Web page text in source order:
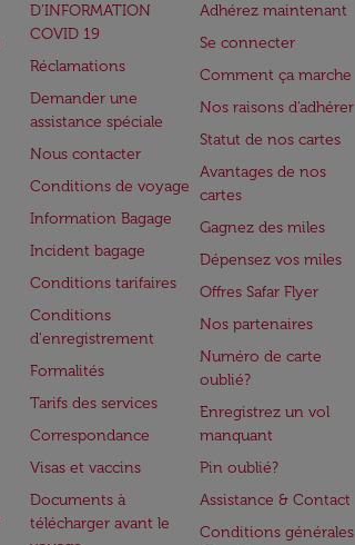
D’INFORMATION
COVID 19
Réclamations
Demander une
assistance spéciale
Nous contacter
Conditions de voyage
Information Bagage
Incident bagage
Conditions tarifaires
Conditions
d'enregistrement
Formalités
Tarifs des services
Correspondance
Visas et vaccins
Documents à
télécharger avant le
Adhérez maintenant
Se connecter
Comment ça marche
Nos raisons d'adhérer
Statut de nos cartes
Avantages de nos
cartes
Gagnez des miles
Dépensez vos miles
Offres Safar Flyer
Nos partenaires
Numéro de carte
oublié?
Enregistrez un vol
manquant
Pin oublié?
Assistance & Contact
Conditions générales